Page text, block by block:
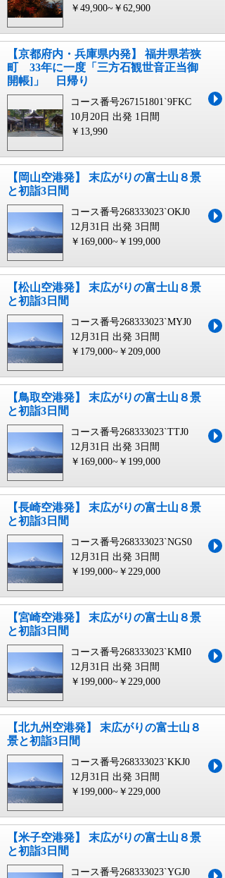
￥49,900~￥62,900
【京都府内・兵庫県内発】 福井県若狭
町 33年に一度「三方石観世音正当御
開帳]」 日帰り
コース番号267151801`9FKC
10月20日 出発 1日間
￥13,990
【岡山空港発】 末広がりの富士山８景
と初詣3日間
コース番号268333023`OKJ0
12月31日 出発 3日間
￥169,000~￥199,000
【松山空港発】 末広がりの富士山８景
と初詣3日間
コース番号268333023`MYJ0
12月31日 出発 3日間
￥179,000~￥209,000
【鳥取空港発】 末広がりの富士山８景
と初詣3日間
コース番号268333023`TTJ0
12月31日 出発 3日間
￥169,000~￥199,000
【長崎空港発】 末広がりの富士山８景
と初詣3日間
コース番号268333023`NGS0
12月31日 出発 3日間
￥199,000~￥229,000
【宮崎空港発】 末広がりの富士山８景
と初詣3日間
コース番号268333023`KMI0
12月31日 出発 3日間
￥199,000~￥229,000
【北九州空港発】 末広がりの富士山８
景と初詣3日間
コース番号268333023`KKJ0
12月31日 出発 3日間
￥199,000~￥229,000
【米子空港発】 末広がりの富士山８景
と初詣3日間
コース番号268333023`YGJ0